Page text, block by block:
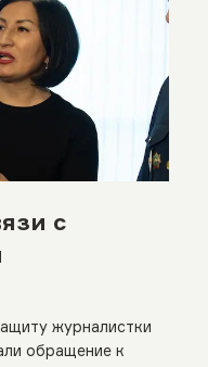
с
журналистки
обращение к